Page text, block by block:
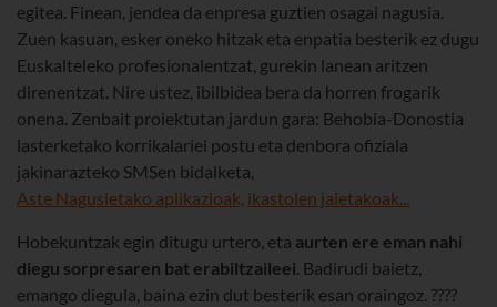
egitea. Finean, jendea da enpresa guztien osagai nagusia.
Zuen kasuan, esker oneko hitzak eta enpatia besterik ez dugu
Euskalteleko profesionalentzat, gurekin lanean aritzen
direnentzat. Nire ustez, ibilbidea bera da horren frogarik
onena. Zenbait proiektutan jardun gara: Behobia-Donostia
lasterketako korrikalariei postu eta denbora ofiziala
jakinarazteko SMSen bidalketa,
Aste Nagusietako aplikazioak, ikastolen jaietakoak...
Hobekuntzak egin ditugu urtero, eta aurten ere eman nahi
diegu sorpresaren bat erabiltzaileei. Badirudi baietz,
emango diegula, baina ezin dut besterik esan oraingoz. ????